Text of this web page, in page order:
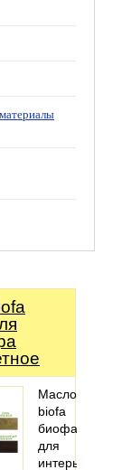
Масло
biofa
биофа
для
интерьера